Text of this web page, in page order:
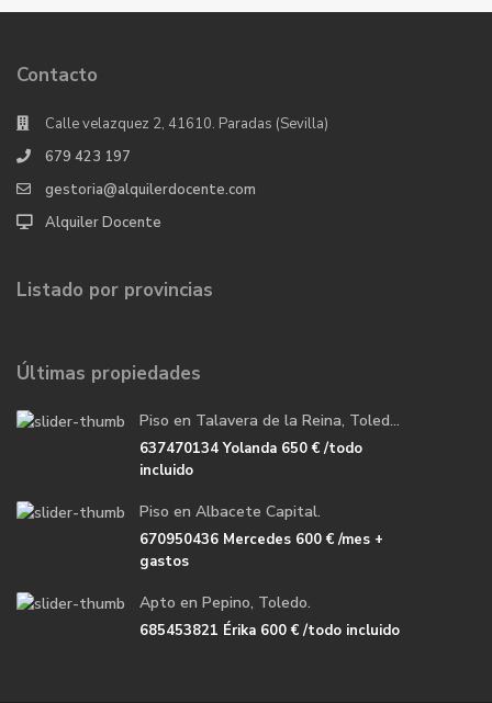
Contacto
Calle velazquez 2, 41610. Paradas (Sevilla)
679 423 197
gestoria@alquilerdocente.com
Alquiler Docente
Listado por provincias
Últimas propiedades
Piso en Talavera de la Reina, Toled...
637470134 Yolanda 650 €/todo
incluido
Piso en Albacete Capital.
670950436 Mercedes 600 €/mes +
gastos
Apto en Pepino, Toledo.
685453821 Érika 600 €/todo incluido